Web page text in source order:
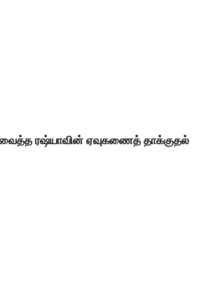
ரஷ்யாவின் ஏவுகணைத் தாக்குதல்